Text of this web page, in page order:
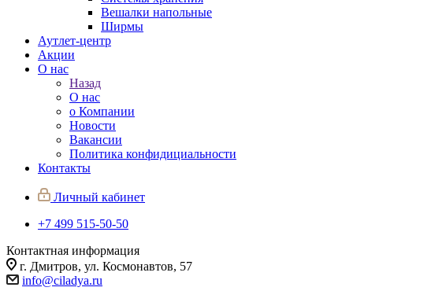
Вешалки напольные
Ширмы
Аутлет-центр
Акции
О нас
Назад
О нас
о Компании
Новости
Вакансии
Политика конфидициальности
Контакты
Личный кабинет
+7 499 515-50-50
Контактная информация
г. Дмитров, ул. Космонавтов, 57
info@ciladya.ru